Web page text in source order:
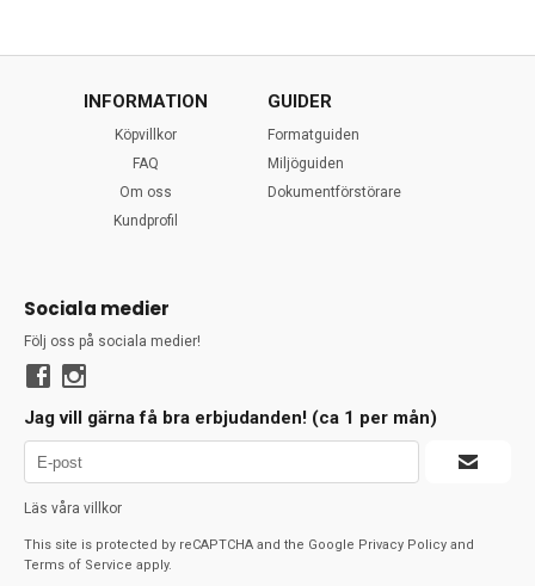
INFORMATION
Köpvillkor
FAQ
Om oss
Kundprofil
GUIDER
Formatguiden
Miljöguiden
Dokumentförstörare
Sociala medier
Följ oss på sociala medier!
Jag vill gärna få bra erbjudanden! (ca 1 per mån)
Läs våra villkor
This site is protected by reCAPTCHA and the Google Privacy Policy and
Terms of Service apply.